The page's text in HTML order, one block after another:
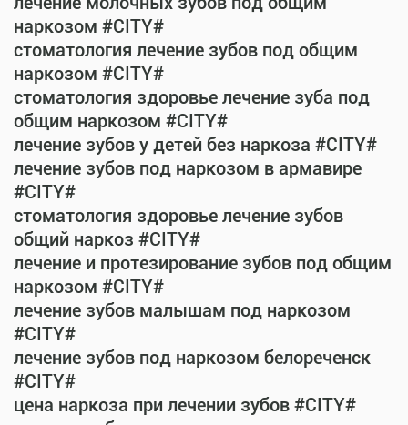
наркозом #CITY#
стоматология лечение зубов под общим
наркозом #CITY#
стоматология здоровье лечение зуба под
общим наркозом #CITY#
лечение зубов у детей без наркоза #CITY#
лечение зубов под наркозом в армавире
#CITY#
стоматология здоровье лечение зубов
общий наркоз #CITY#
лечение и протезирование зубов под общим
наркозом #CITY#
лечение зубов малышам под наркозом
#CITY#
лечение зубов под наркозом белореченск
#CITY#
цена наркоза при лечении зубов #CITY#